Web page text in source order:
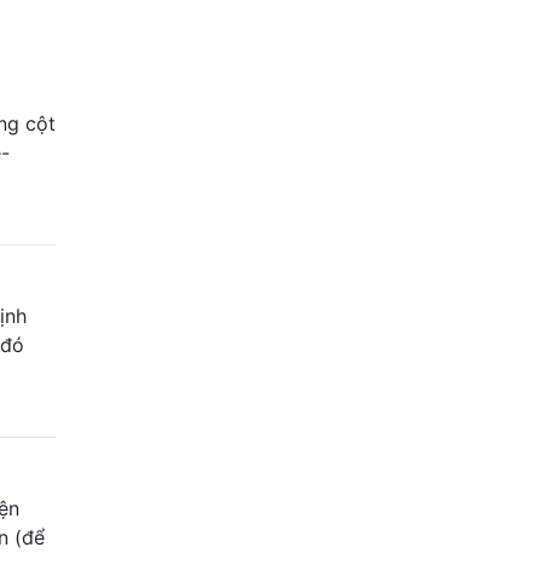
cột
(để